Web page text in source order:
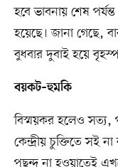
হবে ভাবনায় শেষ
হয়েছে। জানা গেছে,
বুধবার দুবাই হয়ে
বয়কট–হুমকি
বিস্ময়কর হলেও সত্য,
কেন্দ্রীয় চুক্তিতে সই
পছন্দ না হওয়াতেই